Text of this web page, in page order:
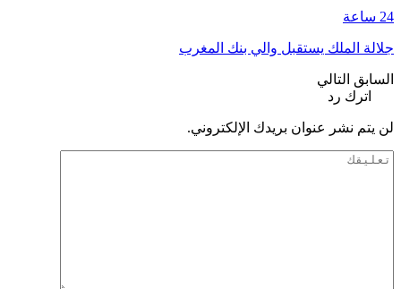
24 ساعة
جلالة الملك يستقبل والي بنك المغرب
السابق التالي
اترك رد
لن يتم نشر عنوان بريدك الإلكتروني.